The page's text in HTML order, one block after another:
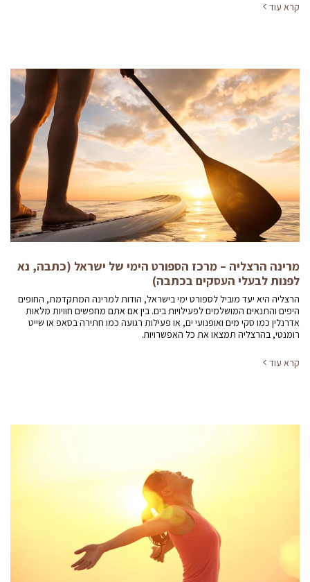
קרא עוד
מרינה הרצליה – מרכז הספורט הימי של ישראל (כתבה, נא
לפנות לבעלי העסקים בכתבה)
הרצליה היא יעד מוביל לספורט ימי בישראל, הודות למרינה המתקדמת, החופים
היפים והתנאים המושלמים לפעילויות בים. בין אם אתם מחפשים חוויות מלאות
אדרנלין כמו סקי מים ואופנועי ים, או פעילות רגועה כמו חתירה בסאפ או שייט
רומנטי, בהרצליה תמצאו את כל האפשרויות.
קרא עוד